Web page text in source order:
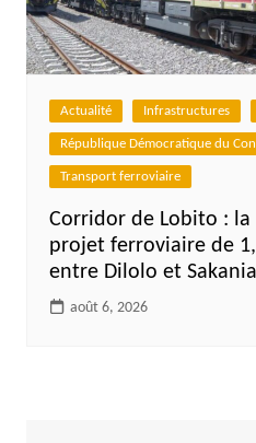
Actualité Infrastructures
République Démocratique du
Transport ferroviaire
Corridor de Lobito : la
projet ferroviaire de
entre Dilolo et Sakania
août 6, 2026